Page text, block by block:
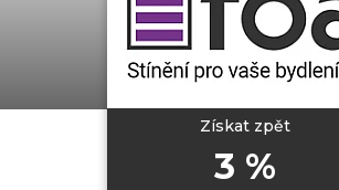
Získat zpět
3 %